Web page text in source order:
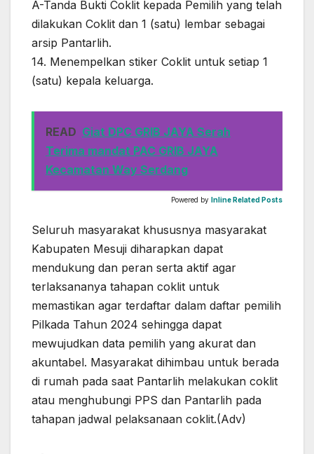
A-Tanda Bukti Coklit kepada Pemilih yang telah
dilakukan Coklit dan 1 (satu) lembar sebagai
arsip Pantarlih.
14. Menempelkan stiker Coklit untuk setiap 1
(satu) kepala keluarga.
READ Giat DPC GRIB JAYA Serah
Terima mandat PAC GRIB JAYA
Kecamatan Way Serdang
Powered by Inline Related Posts
Seluruh masyarakat khususnya masyarakat
Kabupaten Mesuji diharapkan dapat
mendukung dan peran serta aktif agar
terlaksananya tahapan coklit untuk
memastikan agar terdaftar dalam daftar pemilih
Pilkada Tahun 2024 sehingga dapat
mewujudkan data pemilih yang akurat dan
akuntabel. Masyarakat dihimbau untuk berada
di rumah pada saat Pantarlih melakukan coklit
atau menghubungi PPS dan Pantarlih pada
tahapan jadwal pelaksanaan coklit.(Adv)